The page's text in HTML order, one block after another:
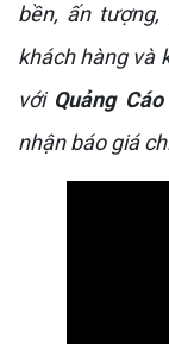
bền, ấn
khách hàng và
với Quảng
nhận báo giá